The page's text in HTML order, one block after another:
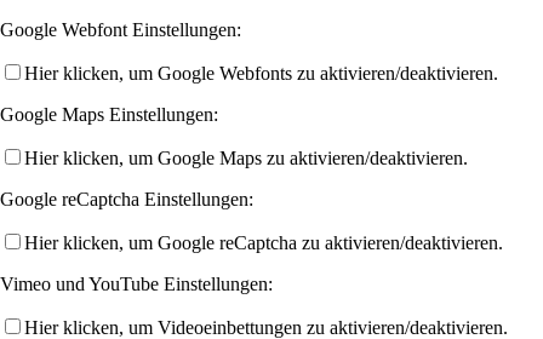
Google Webfont Einstellungen:
Hier klicken, um Google Webfonts zu aktivieren/deaktivieren.
Google Maps Einstellungen:
Hier klicken, um Google Maps zu aktivieren/deaktivieren.
Google reCaptcha Einstellungen:
Hier klicken, um Google reCaptcha zu aktivieren/deaktivieren.
Vimeo und YouTube Einstellungen:
Hier klicken, um Videoeinbettungen zu aktivieren/deaktivieren.